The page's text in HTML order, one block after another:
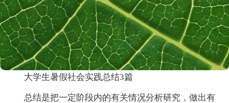
大学生暑假社会实践总结3篇
总结是把一定阶段内的有关情况分析研究，做出有